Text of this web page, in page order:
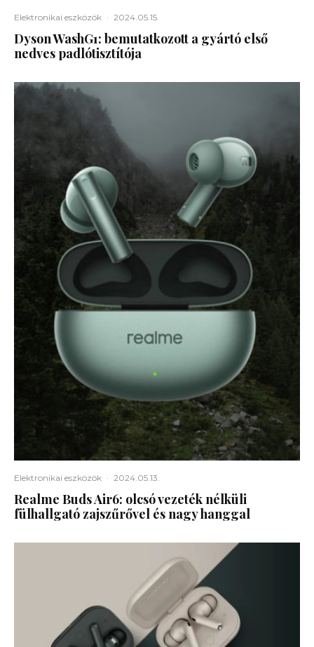
Elektronikai eszközök · 2024.05.15.
Dyson WashG1: bemutatkozott a gyártó első
nedves padlótisztítója
Elektronikai eszközök · 2024.05.13.
Realme Buds Air6: olcsó vezeték nélküli
fülhallgató zajszűrővel és nagy hanggal